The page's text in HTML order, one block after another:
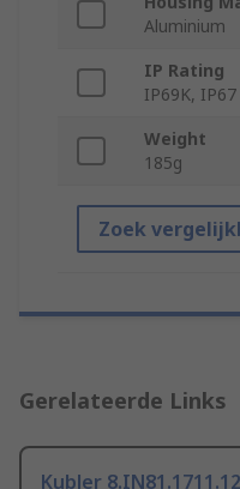
Aluminium
IP Rating
IP69K, IP67
Weight
185g
Zoek
Gerelateerde Links
Kubler